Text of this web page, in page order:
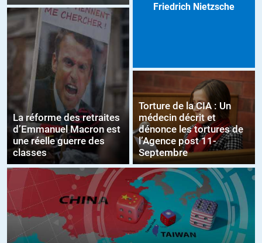
La réforme des retraites
d’Emmanuel Macron est
une réelle guerre des
classes
Friedrich Nietzsche
Torture de la CIA : Un
médecin décrit et
dénonce les tortures de
l’Agence post 11-
Septembre